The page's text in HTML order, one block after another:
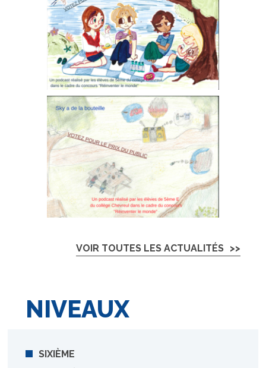
VOIR TOUTES LES ACTUALITÉS
NIVEAUX
SIXIÈME